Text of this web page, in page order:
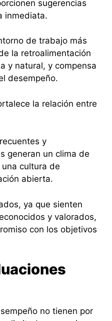
sugerencias
inmediata.
de trabajo más
la retroalimentación
y natural, y compensa
desempeño.
la relación entre
y
generan un clima de
cultura de
abierta.
ya que sienten
y valorados,
con los objetivos
no tienen por